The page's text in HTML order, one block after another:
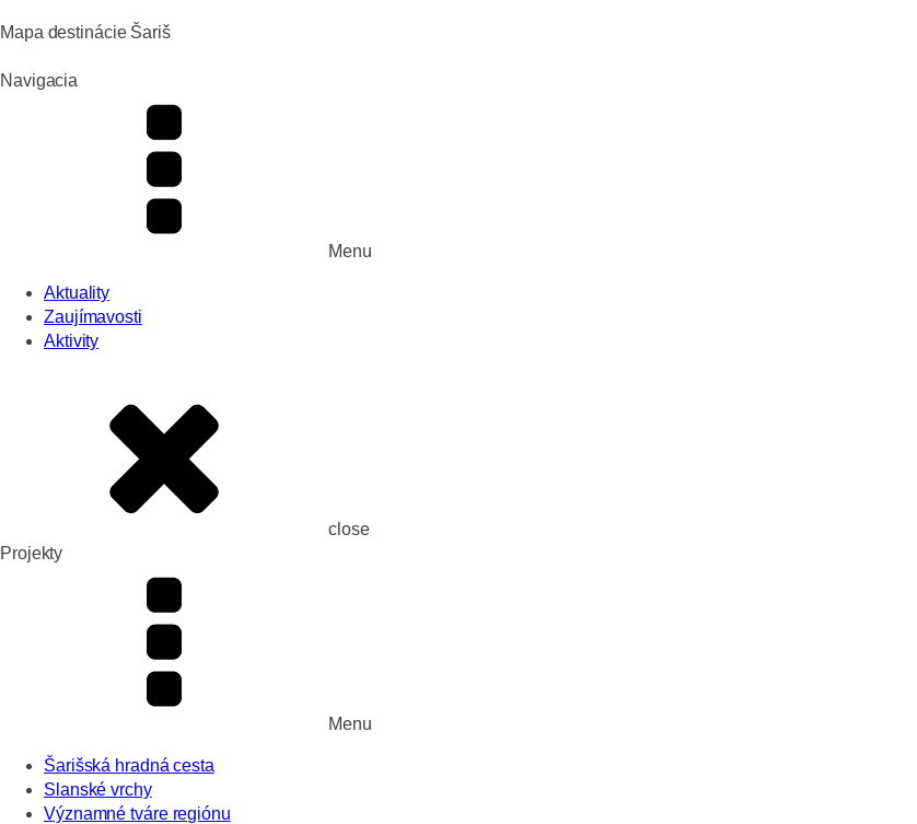
Mapa destinácie Šariš
Navigacia
Menu
Aktuality
Zaujímavosti
Aktivity
close
Projekty
Menu
Šarišská hradná cesta
Slanské vrchy
Významné tváre regiónu